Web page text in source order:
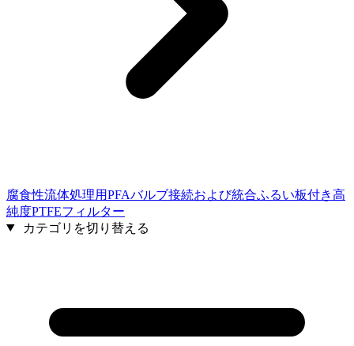
腐食性流体処理用PFAバルブ接続および統合ふるい板付き高
純度PTFEフィルター
カテゴリを切り替える